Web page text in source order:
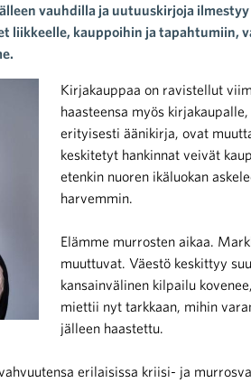
vauhdilla ja uutuuskirjoja
liikkeelle, kauppoihin ja tapahtumiin,
Kirjakauppaa on ravistellut
haasteensa myös
erityisesti äänikirja, ovat
keskitetyt hankinnat veivät
etenkin nuoren ikäluokan
harvemmin.
Elämme murrosten aikaa.
muuttuvat. Väestö keskittyy
kansainvälinen kilpailu
miettii nyt tarkkaan, mihin
jälleen haastettu.
erilaisissa kriisi- ja